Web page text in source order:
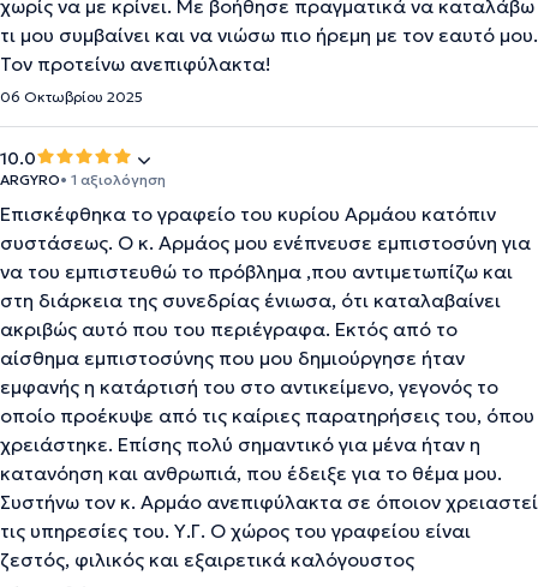
χωρίς να με κρίνει. Με βοήθησε πραγματικά να καταλάβω
τι μου συμβαίνει και να νιώσω πιο ήρεμη με τον εαυτό μου.
Τον προτείνω ανεπιφύλακτα!
06 Οκτωβρίου 2025
10.0
ARGYRO• 1 αξιολόγηση
Eπισκέφθηκα το γραφείο του κυρίου Αρμάου κατόπιν
συστάσεως. Ο κ. Αρμάος μου ενέπνευσε εμπιστοσύνη για
να του εμπιστευθώ το πρόβλημα ,που αντιμετωπίζω και
στη διάρκεια της συνεδρίας ένιωσα, ότι καταλαβαίνει
ακριβώς αυτό που του περιέγραφα. Εκτός από το
αίσθημα εμπιστοσύνης που μου δημιούργησε ήταν
εμφανής η κατάρτισή του στο αντικείμενο, γεγονός το
οποίο προέκυψε από τις καίριες παρατηρήσεις του, όπου
χρειάστηκε. Επίσης πολύ σημαντικό για μένα ήταν η
κατανόηση και ανθρωπιά, που έδειξε για το θέμα μου.
Συστήνω τον κ. Αρμάο ανεπιφύλακτα σε όποιον χρειαστεί
τις υπηρεσίες του. Υ.Γ. Ο χώρος του γραφείου είναι
ζεστός, φιλικός και εξαιρετικά καλόγουστος